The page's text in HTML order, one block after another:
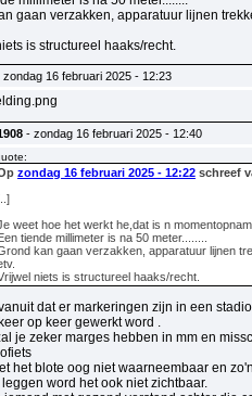
gaan verzakken, apparatuur lijnen
is structureel haaks/recht.
zondag 16 februari 2025 - 12:23
- zondag 16 februari 2025 - 12:40
zondag 16 februari 2025 - 12:22 schreef
weet hoe het werkt he,dat is n
tiende millimeter is na 50 meter........
kan gaan verzakken, apparatuur lijnen
niets is structureel haaks/recht.
vanuit dat er markeringen zijn in een
op keer gewerkt word .
je zeker marges hebben in mm en
het blote oog niet waarneembaar en
word het ook niet zichtbaar.